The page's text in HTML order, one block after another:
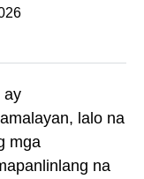
ay
lalo na
mga
na